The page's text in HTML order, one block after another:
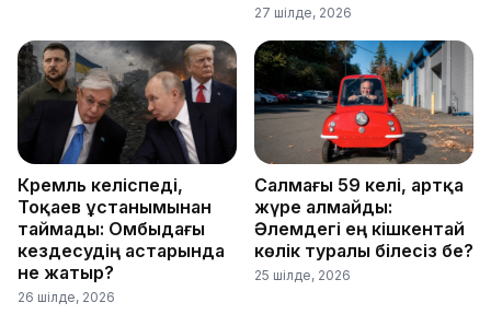
27 шілде, 2026
Кремль келіспеді,
Тоқаев ұстанымынан
таймады: Омбыдағы
кездесудің астарында
не жатыр?
26 шілде, 2026
Салмағы 59 келі, артқа
жүре алмайды:
Әлемдегі ең кішкентай
көлік туралы білесіз бе?
25 шілде, 2026